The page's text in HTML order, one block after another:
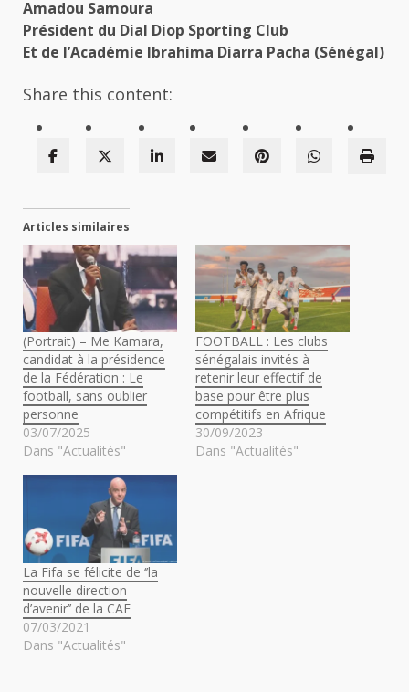
Amadou Samoura
Président du Dial Diop Sporting Club
Et de l’Académie Ibrahima Diarra Pacha (Sénégal)
Share this content:
Articles similaires
(Portrait) – Me Kamara,
candidat à la présidence
de la Fédération : Le
football, sans oublier
personne
03/07/2025
Dans "Actualités"
FOOTBALL : Les clubs
sénégalais invités à
retenir leur effectif de
base pour être plus
compétitifs en Afrique
30/09/2023
Dans "Actualités"
La Fifa se félicite de ‘’la
nouvelle direction
d’avenir’’ de la CAF
07/03/2021
Dans "Actualités"